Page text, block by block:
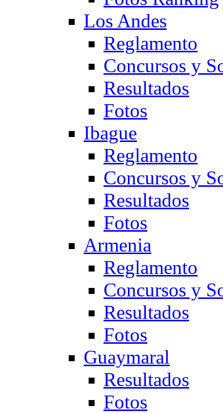
Los Andes
Reglamento
Concursos y
Resultados
Fotos
Ibague
Reglamento
Concursos y
Resultados
Fotos
Armenia
Reglamento
Concursos y
Resultados
Fotos
Guaymaral
Resultados
Fotos